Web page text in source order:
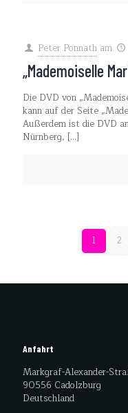
Peter Ponnath am
„Mademoiselle
Die DVD von
kann auf der Seite
Außerdem ist die DVD
Nürnberg, […]
1 2
Anfahrt
Markgraf-Alexander-
90556 Cadolzburg
Deutschland